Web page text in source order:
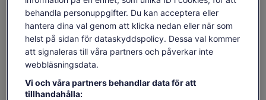
utrustning som tillhandahålls av våra guider .
Medan vi turnerar på ön från havet kommer vår guide att ge
dig historisk information om Rapa Nui-kulturen, samt
information om öns inhemska och vilda fauna i dess naturliga
livsmiljö.
Slutligen, om din guide känner att det finns fisk i närheten,
Se tillgänglighet
Datum
fre 7 aug. - fre 21 aug.
Resenärer
behandla personuppgifter. Du kan acceptera eller
hantera dina val genom att klicka nedan eller när som
helst på sidan för dataskyddspolicy. Dessa val kommer
att signaleras till våra partners och påverkar inte
webbläsningsdata.
Vi och våra partners behandlar data för att
tillhandahålla: